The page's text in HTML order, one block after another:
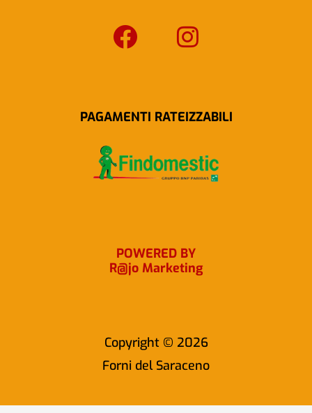
F
a
b
o
I
n
a
r
PAGAMENTI RATEIZZABILI
POWERED BY
R@jo Marketing
Copyright © 2026
Forni del Saraceno